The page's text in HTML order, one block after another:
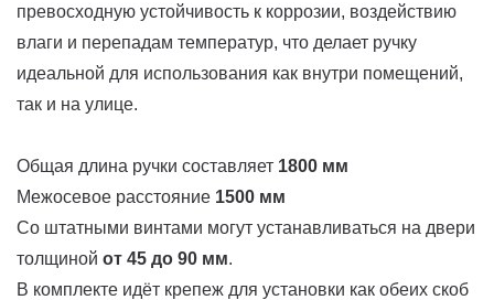
превосходную устойчивость к коррозии, воздействию
влаги и перепадам температур, что делает ручку
идеальной для использования как внутри помещений,
так и на улице.
Общая длина ручки составляет 1800 мм
Межосевое расстояние 1500 мм
Со штатными винтами могут устанавливаться на двери
толщиной от 45 до 90 мм.
В комплекте идёт крепеж для установки как обеих скоб